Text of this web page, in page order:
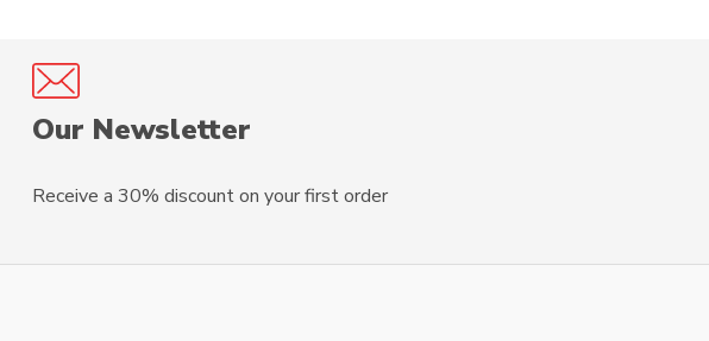
Our Newsletter
Receive a 30% discount on your first order